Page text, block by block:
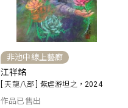
非池中線上藝廊
江祥銘
[ 天龍八部 ] 紫虐游坦之，2024
作品已售出